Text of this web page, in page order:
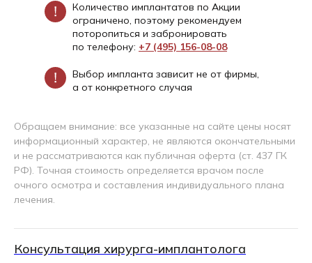
Выбор импланта зависит не от фирмы,
а от конкретного случая
Количество имплантатов по Акции
ограничено, поэтому рекомендуем
поторопиться и забронировать
по телефону: +7 (495) 156-08-08
Обращаем внимание: все указанные на сайте цены носят
информационный характер, не являются окончательными
и не рассматриваются как публичная оферта (ст. 437 ГК
РФ). Точная стоимость определяется врачом после
очного осмотра и составления индивидуального плана
лечения.
Консультация хирурга-имплантолога
Подробнее о бонусной
программе